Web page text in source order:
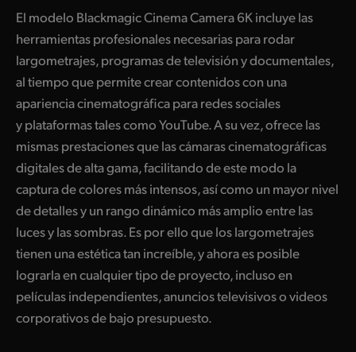
United Kingdom
United States
El modelo Blackmagic Cinema Camera 6K incluye las
herramientas profesionales necesarias para rodar
largometrajes, programas de televisión y documentales,
al tiempo que permite crear contenidos con una
apariencia cinematográfica para redes sociales
y plataformas tales como YouTube. A su vez, ofrece las
mismas prestaciones que las cámaras cinematográficas
digitales de alta gama, facilitando de este modo la
captura de colores más intensos, así como un mayor nivel
de detalles y un rango dinámico más amplio entre las
luces y las sombras. Es por ello que los largometrajes
tienen una estética tan increíble, y ahora es posible
lograrla en cualquier tipo de proyecto, incluso en
películas independientes, anuncios televisivos o videos
corporativos de bajo presupuesto.